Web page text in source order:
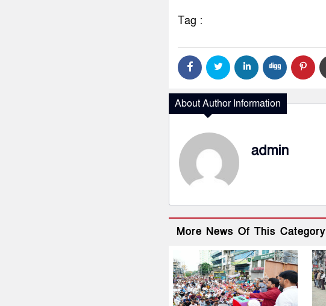
Tag :
About Author Information
admin
More News Of This Category